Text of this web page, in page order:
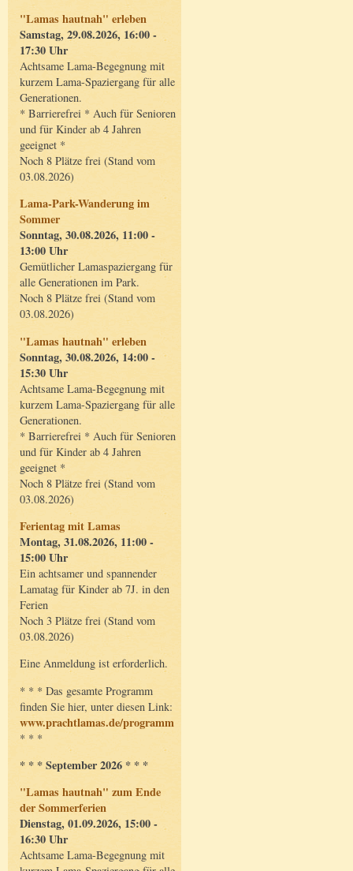
"Lamas hautnah" erleben
Samstag, 29.08.2026, 16:00 -
17:30 Uhr
Achtsame Lama-Begegnung mit
kurzem Lama-Spaziergang für alle
Generationen.
* Barrierefrei * Auch für Senioren
und für Kinder ab 4 Jahren
geeignet *
Noch 8 Plätze frei (Stand vom
03.08.2026)
Lama-Park-Wanderung im
Sommer
Sonntag, 30.08.2026, 11:00 -
13:00 Uhr
Gemütlicher Lamaspaziergang für
alle Generationen im Park.
Noch 8 Plätze frei (Stand vom
03.08.2026)
"Lamas hautnah" erleben
Sonntag, 30.08.2026, 14:00 -
15:30 Uhr
Achtsame Lama-Begegnung mit
kurzem Lama-Spaziergang für alle
Generationen.
* Barrierefrei * Auch für Senioren
und für Kinder ab 4 Jahren
geeignet *
Noch 8 Plätze frei (Stand vom
03.08.2026)
Ferientag mit Lamas
Montag, 31.08.2026, 11:00 -
15:00 Uhr
Ein achtsamer und spannender
Lamatag für Kinder ab 7J. in den
Ferien
Noch 3 Plätze frei (Stand vom
03.08.2026)
Eine Anmeldung ist erforderlich.
* * * Das gesamte Programm
finden Sie hier, unter diesen Link:
www.prachtlamas.de/programm
* * *
* * * September 2026 * * *
"Lamas hautnah" zum Ende
der Sommerferien
Dienstag, 01.09.2026, 15:00 -
16:30 Uhr
Achtsame Lama-Begegnung mit